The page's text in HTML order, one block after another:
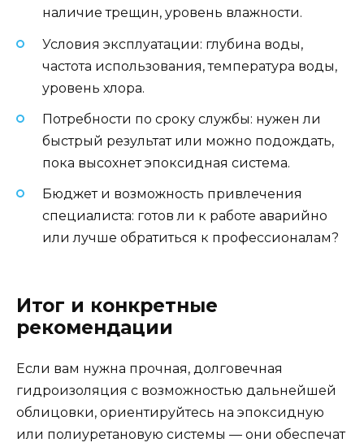
наличие трещин, уровень влажности.
Условия эксплуатации: глубина воды,
частота использования, температура воды,
уровень хлора.
Потребности по сроку службы: нужен ли
быстрый результат или можно подождать,
пока высохнет эпоксидная система.
Бюджет и возможность привлечения
специалиста: готов ли к работе аварийно
или лучше обратиться к профессионалам?
Итог и конкретные
рекомендации
Если вам нужна прочная, долговечная
гидроизоляция с возможностью дальнейшей
облицовки, ориентируйтесь на эпоксидную
или полиуретановую системы — они обеспечат